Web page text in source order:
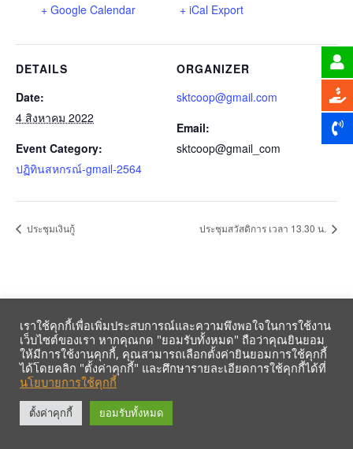
+ Google Calendar + iCal Export
DETAILS
Date:
4 สิงหาคม 2022
Event Category:
ปฏิทินสหกรณ์-gmail-2564
ORGANIZER
sktcoop@gmail.com
Email:
sktcoop@gmail_com
ประชุมเงินกู้ ประชุมสวัสดิการ เวลา 13.30 น.
รับข้อมูลข่าวสารจากสหกรณ์ฯ ผ่าน LINE ก่อนใคร คลิก!
เราใช้คุกกี้เพื่อเพิ่มประสบการณ์และความพึงพอใจในการใช้งาน
เว็บไซต์ของเรา หากคุณกด "ยอมรับทั้งหมด" ถือว่าคุณยินยอม
ให้มีการใช้งานคุกกี้, คุณสามารถเลือกตั้งค่ายินยอมการใช้คุกกี้
ได้โดยคลิก "ตั้งค่าคุกกี้" และศึกษารายละเอียดการใช้คุกกี้ได้ที่
นโยบายการใช้คุกกี้
ตั้งค่าคุกกี้ ยอมรับทั้งหมด